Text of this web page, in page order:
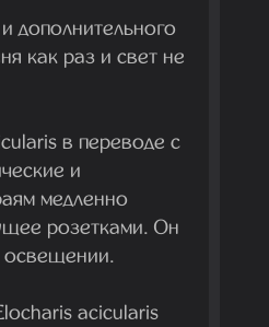
дополнительного
как раз и свет не
в переводе с
и
медленно
розетками. Он
освещении.
acicularis